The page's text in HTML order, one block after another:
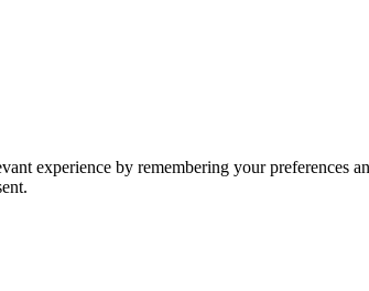
experience by remembering your